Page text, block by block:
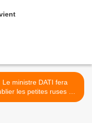
Le ministre DATI fera
les petites ruses de
l'ambitieuse Rachida >